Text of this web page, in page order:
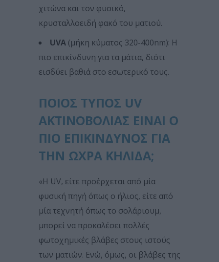
χιτώνα και τον φυσικό,
κρυσταλλοειδή φακό του ματιού.
UVA (μήκη κύματος 320-400nm): Η
πιο επικίνδυνη για τα μάτια, διότι
εισδύει βαθιά στο εσωτερικό τους.
ΠΟΙΟΣ ΤΎΠΟΣ UV
ΑΚΤΙΝΟΒΟΛΊΑΣ ΕΊΝΑΙ Ο
ΠΙΟ ΕΠΙΚΊΝΔΥΝΟΣ ΓΙΑ
ΤΗΝ ΩΧΡΆ ΚΗΛΊΔΑ;
«Η UV, είτε προέρχεται από μία
φυσική πηγή όπως ο ήλιος, είτε από
μία τεχνητή όπως το σολάριουμ,
μπορεί να προκαλέσει πολλές
φωτοχημικές βλάβες στους ιστούς
των ματιών. Ενώ, όμως, οι βλάβες της